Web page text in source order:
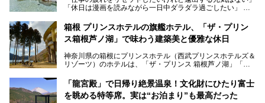
を見学させていただきました！
サウナ室の中に咲き誇る桜、魚たちが泳ぐ水風呂、そしてバ
リのビーチを思わせる休憩スペース…。驚きの連続だった館
内の様子をレポートします！
「休日は漫画を読みながら一日中ダラダラ過ごしたい」
たい」
そんな「癒やされたい」という願いを叶えてくれるのが、神
神奈川県には、サウナや岩盤浴、一日中遊べるエンタメ施設
など、“非日常”を味わえるスーパー銭湯が数多く揃っていま
う」という人も多いはず。
そこで今回は、神奈川県内の人気施設26選を「安さ」「岩
箱根 プリンスホテルの旗艦ホテル、「ザ・プリン
ス箱根芦ノ湖」で味わう建築美と優雅な休日
神奈川県の箱根にプリンスホテル（西武プリンスホテルズ＆
リゾーツ）のホテルは、「ザ・プリンス 箱根芦ノ湖」「芦
「箱根仙石原プリンスホテル」と4軒あり、今回ご紹介する
「ザ・プリンス 箱根芦ノ湖」は、その中でもフラッグシッ
プ（旗艦）に位置づけられる特別なホテルです。
「龍宮殿」で日帰り絶景温泉！文化財にひたり富士
を眺める特等席。実は“お泊まり”も最高だった